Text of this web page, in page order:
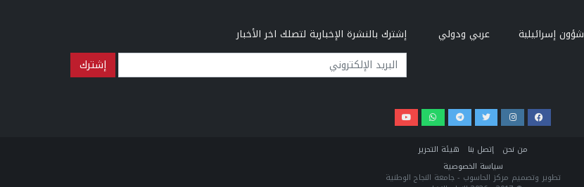
شؤون إسرائيلية
عربي ودولي
إشترك بالنشرة الإخبارية لتصلك اخر الأخبار
البريد الإلكتروني
من نحن إتصل بنا
هيئة التحرير
سياسة الخصوصية
تطوير وتصميم مركز الحاسوب - جامعة النجاح الوطنية